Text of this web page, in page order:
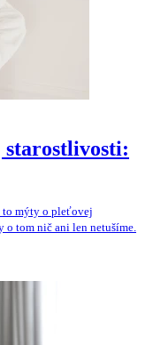
to mýty o pleťovej
tom nič ani len netušíme.